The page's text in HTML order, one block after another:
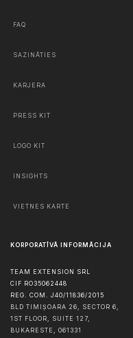
FAQ
SAZINĀTIES
KARJERA
PRESS KIT
LOGO KIT
INSIGHTS
VIETNES KARTE
KORPORATĪVĀ INFORMĀCIJA
TEAM EXTENSION SRL
CIF RO35062448
REG. COM. J40/11836/2015
BLD TIMIȘOARA 26, SECTOR 6,
1ST FLOOR, SUITE 127,
BUKARESTE , 061331